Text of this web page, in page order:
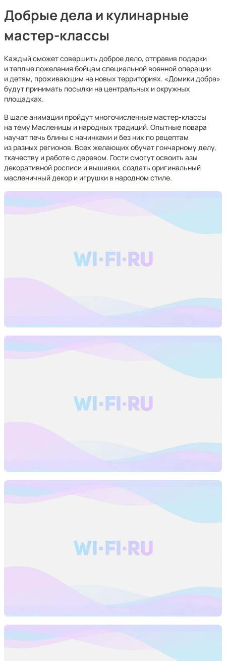
Добрые дела и кулинарные
мастер-классы
Каждый сможет совершить доброе дело, отправив подарки
и теплые пожелания бойцам специальной военной операции
и детям, проживающим на новых территориях. «Домики добра»
будут принимать посылки на центральных и окружных
площадках.
В шале анимации пройдут многочисленные мастер-классы
на тему Масленицы и народных традиций. Опытные повара
научат печь блины с начинками и без них по рецептам
из разных регионов. Всех желающих обучат гончарному делу,
ткачеству и работе с деревом. Гости смогут освоить азы
декоративной росписи и вышивки, создать оригинальный
масленичный декор и игрушки в народном стиле.